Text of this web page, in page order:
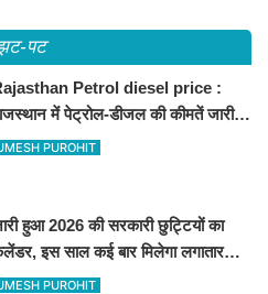
पट
Petrol diesel price :
में पेट्रोल-डीजल की कीमतें जारी,
बीकानेर समेत पुरे प्रदेश में नए रेट
PUROHIT
हुआ 2026 की सरकारी छुट्टियों का
इस साल कई बार मिलेगा लगातार
देखें
PUROHIT